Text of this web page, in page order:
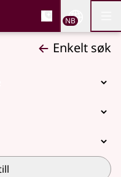
og
NB
Enkelt søk